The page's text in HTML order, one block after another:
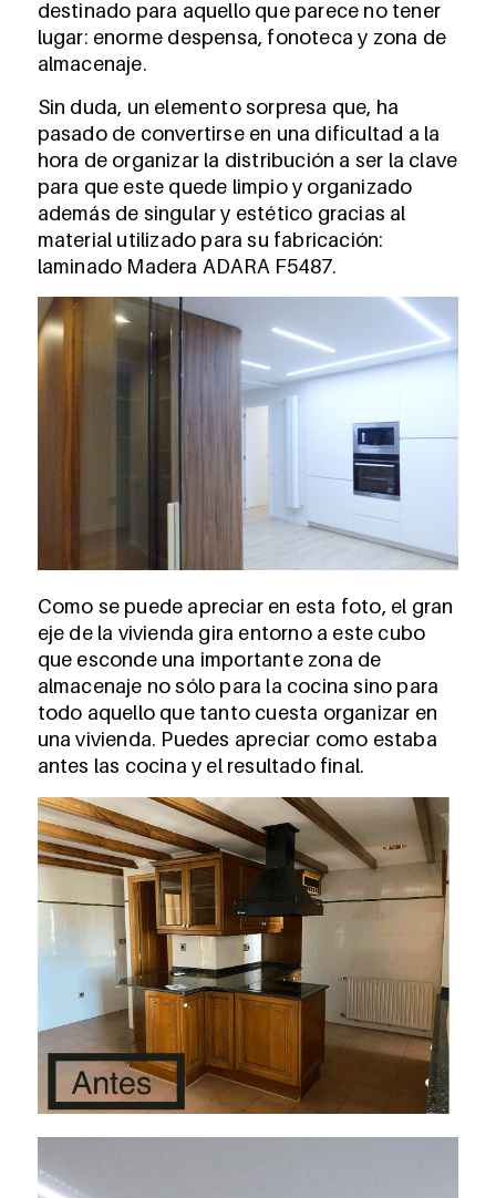
destinado para aquello que parece no tener
lugar: enorme despensa, fonoteca y zona de
almacenaje.
Sin duda, un elemento sorpresa que, ha
pasado de convertirse en una dificultad a la
hora de organizar la distribución a ser la clave
para que este quede limpio y organizado
además de singular y estético gracias al
material utilizado para su fabricación:
laminado Madera ADARA F5487.
Como se puede apreciar en esta foto, el gran
eje de la vivienda gira entorno a este cubo
que esconde una importante zona de
almacenaje no sólo para la cocina sino para
todo aquello que tanto cuesta organizar en
una vivienda. Puedes apreciar como estaba
antes las cocina y el resultado final.